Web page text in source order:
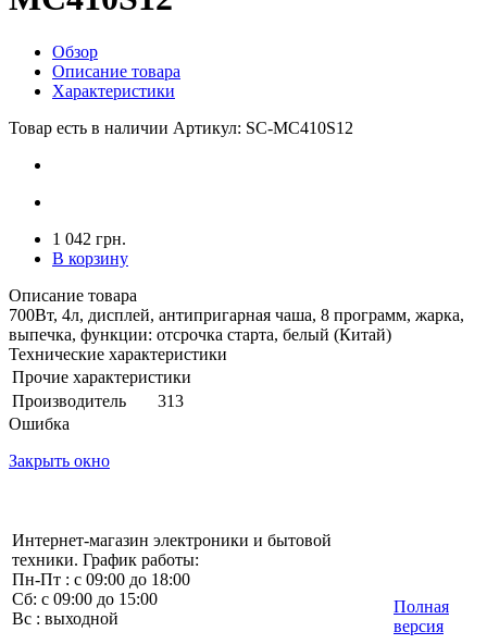
Обзор
Описание товара
Характеристики
Товар есть в наличии Артикул: SC-MC410S12
1 042 грн.
В корзину
Описание товара
700Вт, 4л, дисплей, антипригарная чаша, 8 программ, жарка,
выпечка, функции: отсрочка старта, белый (Китай)
Технические характеристики
Прочие характеристики
Производитель
313
Ошибка
Закрыть окно
Интернет-магазин электроники и бытовой
техники. График работы:
Пн-Пт : с 09:00 до 18:00
Сб: с 09:00 до 15:00
Вс : выходной
Полная
версия